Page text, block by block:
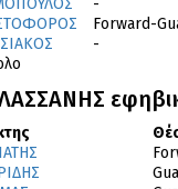
-
Forward-
-